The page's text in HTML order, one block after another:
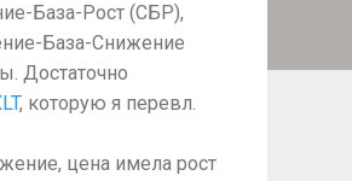
База-Рост (СБР),
База-Снижение
Достаточно
, которую я перевл.
цена имела рост